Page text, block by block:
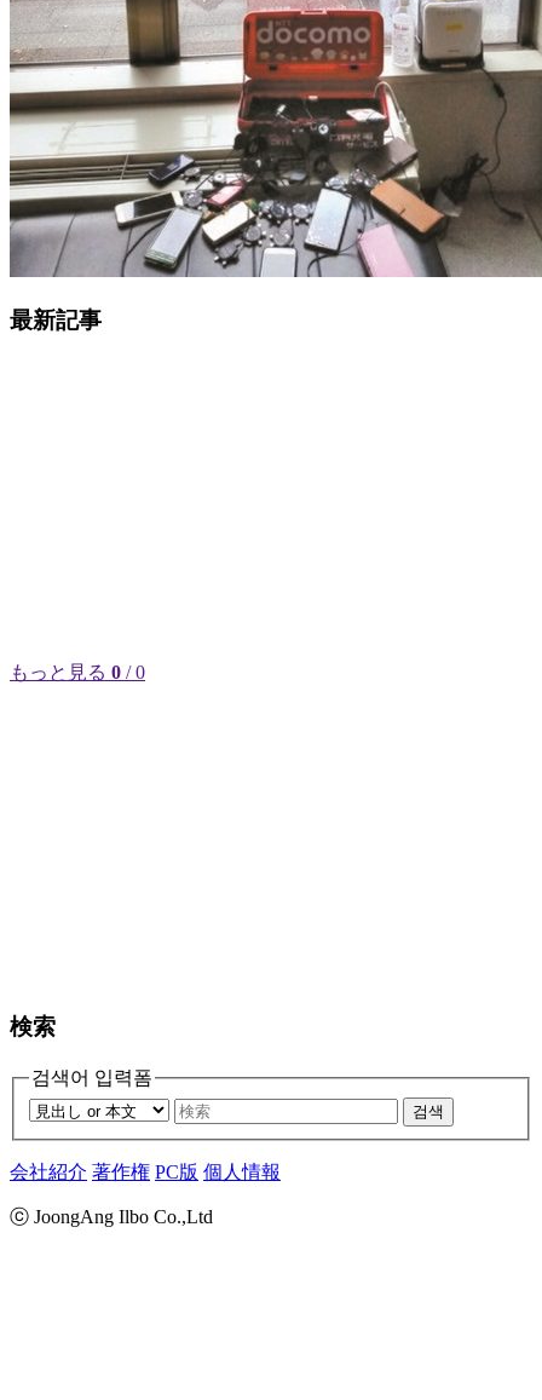
最新記事
もっと見る 0 / 0
検索
검색어 입력폼
검색
会社紹介 著作権 PC版 個人情報
ⓒ JoongAng Ilbo Co.,Ltd